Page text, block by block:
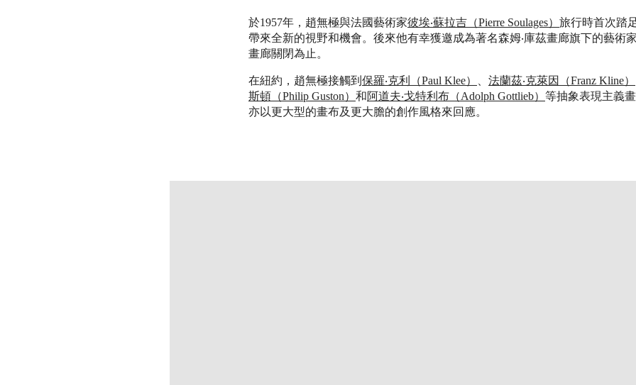
於1957年，趙無極與法國藝術家彼埃‧蘇拉吉（Pierre Soulages） 旅行時首次踏
帶來全新的視野和機會。後來他有幸獲邀成為著名森姆‧庫茲畫廊旗下的藝術
畫廊關閉為止。
在紐約，趙無極接觸到 保羅‧克利（Paul Klee） 法蘭茲‧克萊因（Franz Kline）
斯頓（Philip Guston） 和阿道夫‧戈特利布（Adolph Gottlieb） 等抽象表現主義
亦以更大型的畫布及更大膽的創作風格來回應。